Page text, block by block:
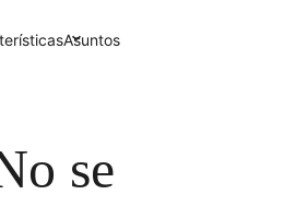
Asuntos
se